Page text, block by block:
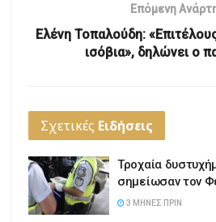
Επόμενη
Ελένη Τοπαλούδη:
ισόβια», δηλώνει ο
Σχετικές Ειδήσεις
Τροχαία
σημείωσαν τον
3 ΜΉΝΕΣ ΠΡΙΝ